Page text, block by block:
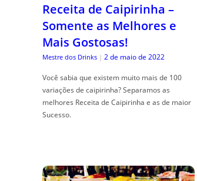
Receita de Caipirinha –
Somente as Melhores e
Mais Gostosas!
Mestre dos Drinks | 2 de maio de 2022
Você sabia que existem muito mais de 100
variações de caipirinha? Separamos as
melhores Receita de Caipirinha e as de maior
Sucesso.